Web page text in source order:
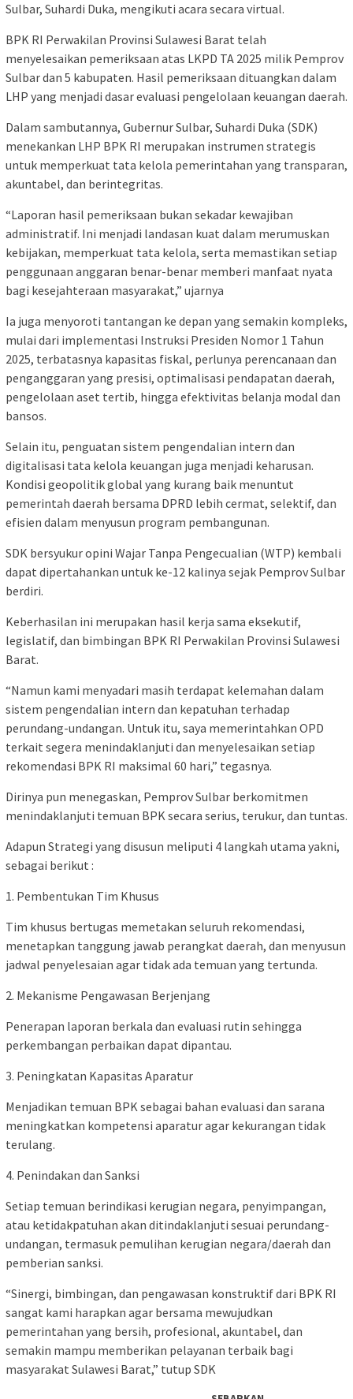
Sulbar, Suhardi Duka, mengikuti acara secara virtual.
BPK RI Perwakilan Provinsi Sulawesi Barat telah
menyelesaikan pemeriksaan atas LKPD TA 2025 milik Pemprov
Sulbar dan 5 kabupaten. Hasil pemeriksaan dituangkan dalam
LHP yang menjadi dasar evaluasi pengelolaan keuangan daerah.
Dalam sambutannya, Gubernur Sulbar, Suhardi Duka (SDK)
menekankan LHP BPK RI merupakan instrumen strategis
untuk memperkuat tata kelola pemerintahan yang transparan,
akuntabel, dan berintegritas.
“Laporan hasil pemeriksaan bukan sekadar kewajiban
administratif. Ini menjadi landasan kuat dalam merumuskan
kebijakan, memperkuat tata kelola, serta memastikan setiap
penggunaan anggaran benar-benar memberi manfaat nyata
bagi kesejahteraan masyarakat,” ujarnya
Ia juga menyoroti tantangan ke depan yang semakin kompleks,
mulai dari implementasi Instruksi Presiden Nomor 1 Tahun
2025, terbatasnya kapasitas fiskal, perlunya perencanaan dan
penganggaran yang presisi, optimalisasi pendapatan daerah,
pengelolaan aset tertib, hingga efektivitas belanja modal dan
bansos.
Selain itu, penguatan sistem pengendalian intern dan
digitalisasi tata kelola keuangan juga menjadi keharusan.
Kondisi geopolitik global yang kurang baik menuntut
pemerintah daerah bersama DPRD lebih cermat, selektif, dan
efisien dalam menyusun program pembangunan.
SDK bersyukur opini Wajar Tanpa Pengecualian (WTP) kembali
dapat dipertahankan untuk ke-12 kalinya sejak Pemprov Sulbar
berdiri.
Keberhasilan ini merupakan hasil kerja sama eksekutif,
legislatif, dan bimbingan BPK RI Perwakilan Provinsi Sulawesi
Barat.
“Namun kami menyadari masih terdapat kelemahan dalam
sistem pengendalian intern dan kepatuhan terhadap
perundang-undangan. Untuk itu, saya memerintahkan OPD
terkait segera menindaklanjuti dan menyelesaikan setiap
rekomendasi BPK RI maksimal 60 hari,” tegasnya.
Dirinya pun menegaskan, Pemprov Sulbar berkomitmen
menindaklanjuti temuan BPK secara serius, terukur, dan tuntas.
Adapun Strategi yang disusun meliputi 4 langkah utama yakni,
sebagai berikut :
1. Pembentukan Tim Khusus
Tim khusus bertugas memetakan seluruh rekomendasi,
menetapkan tanggung jawab perangkat daerah, dan menyusun
jadwal penyelesaian agar tidak ada temuan yang tertunda.
2. Mekanisme Pengawasan Berjenjang
Penerapan laporan berkala dan evaluasi rutin sehingga
perkembangan perbaikan dapat dipantau.
3. Peningkatan Kapasitas Aparatur
Menjadikan temuan BPK sebagai bahan evaluasi dan sarana
meningkatkan kompetensi aparatur agar kekurangan tidak
terulang.
4. Penindakan dan Sanksi
Setiap temuan berindikasi kerugian negara, penyimpangan,
atau ketidakpatuhan akan ditindaklanjuti sesuai perundang-
undangan, termasuk pemulihan kerugian negara/daerah dan
pemberian sanksi.
“Sinergi, bimbingan, dan pengawasan konstruktif dari BPK RI
sangat kami harapkan agar bersama mewujudkan
pemerintahan yang bersih, profesional, akuntabel, dan
semakin mampu memberikan pelayanan terbaik bagi
masyarakat Sulawesi Barat,” tutup SDK